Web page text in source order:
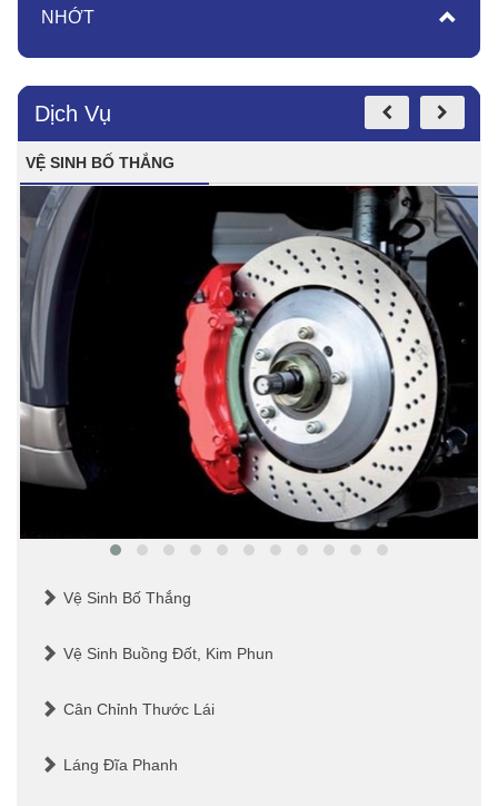
NHỚT
Dịch Vụ
VỆ SINH BỐ THẮNG
Vệ Sinh Bố Thắng
Vệ Sinh Buồng Đốt, Kim Phun
Cân Chỉnh Thước Lái
Láng Đĩa Phanh